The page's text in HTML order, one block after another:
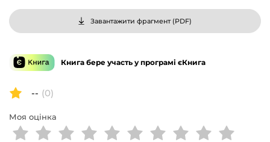
Завантажити фрагмент (PDF)
Книга бере участь у програмі єКнига
-- (0)
Моя оцінка